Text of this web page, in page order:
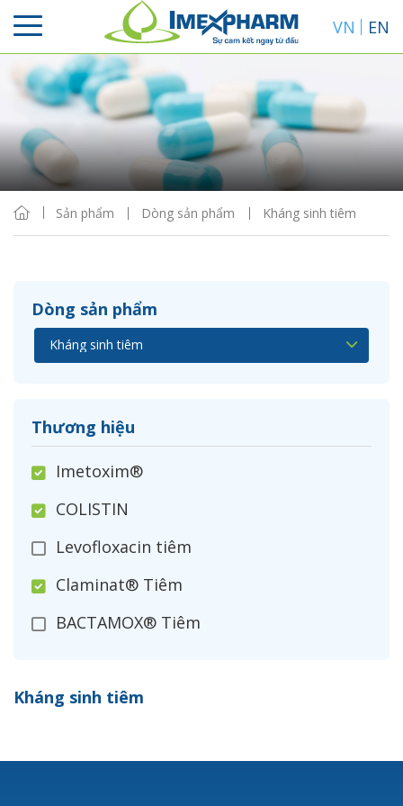
VN EN
Sản phẩm Dòng sản phẩm Kháng sinh tiêm
Dòng sản phẩm
Thương hiệu
Imetoxim®
COLISTIN
Levofloxacin tiêm
Claminat® Tiêm
BACTAMOX® Tiêm
Ceftizoxim®
Kháng sinh tiêm
Sắp xếp
Hiển thị